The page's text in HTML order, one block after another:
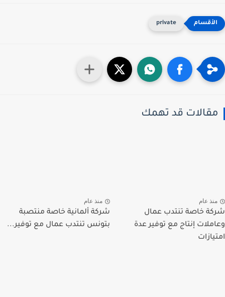
private
قد تهمك
عام
خاصة تنتدب عمال
إنتاج مع توفير عدة
منذ عام
شركة ألمانية خاصة منتصبة
بتونس تنتدب عمال مع توفير...